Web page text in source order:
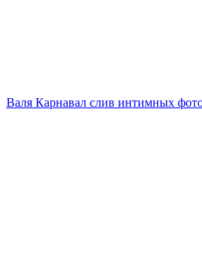
Валя Карнавал слив интимных